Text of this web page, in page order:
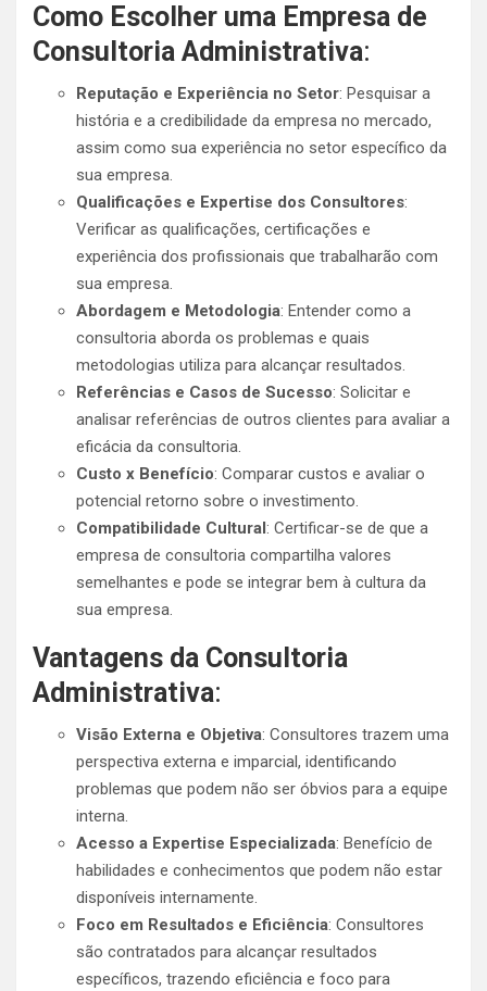
Como Escolher uma Empresa de
Consultoria Administrativa:
Reputação e Experiência no Setor: Pesquisar a
história e a credibilidade da empresa no mercado,
assim como sua experiência no setor específico da
sua empresa.
Qualificações e Expertise dos Consultores:
Verificar as qualificações, certificações e
experiência dos profissionais que trabalharão com
sua empresa.
Abordagem e Metodologia: Entender como a
consultoria aborda os problemas e quais
metodologias utiliza para alcançar resultados.
Referências e Casos de Sucesso: Solicitar e
analisar referências de outros clientes para avaliar a
eficácia da consultoria.
Custo x Benefício: Comparar custos e avaliar o
potencial retorno sobre o investimento.
Compatibilidade Cultural : Certificar-se de que a
empresa de consultoria compartilha valores
semelhantes e pode se integrar bem à cultura da
sua empresa.
Vantagens da Consultoria
Administrativa:
Visão Externa e Objetiva: Consultores trazem uma
perspectiva externa e imparcial, identificando
problemas que podem não ser óbvios para a equipe
interna.
Acesso a Expertise Especializada: Benefício de
habilidades e conhecimentos que podem não estar
disponíveis internamente.
Foco em Resultados e Eficiência: Consultores
são contratados para alcançar resultados
específicos, trazendo eficiência e foco para